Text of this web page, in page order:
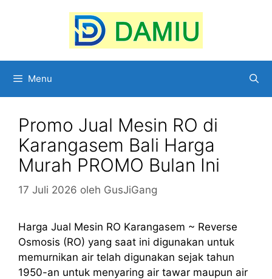
Menu
Promo Jual Mesin RO di
Karangasem Bali Harga
Murah PROMO Bulan Ini
17 Juli 2026 oleh GusJiGang
Harga Jual Mesin RO Karangasem ~ Reverse
Osmosis (RO) yang saat ini digunakan untuk
memurnikan air telah digunakan sejak tahun
1950-an untuk menyaring air tawar maupun air